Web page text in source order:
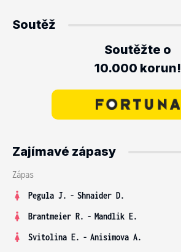
Soutěž
Soutěžte o
10.000 korun!
Zajímavé zápasy
Zápas
Pegula J. - Shnaider D.
Brantmeier R. - Mandlik E.
Svitolina E. - Anisimova A.